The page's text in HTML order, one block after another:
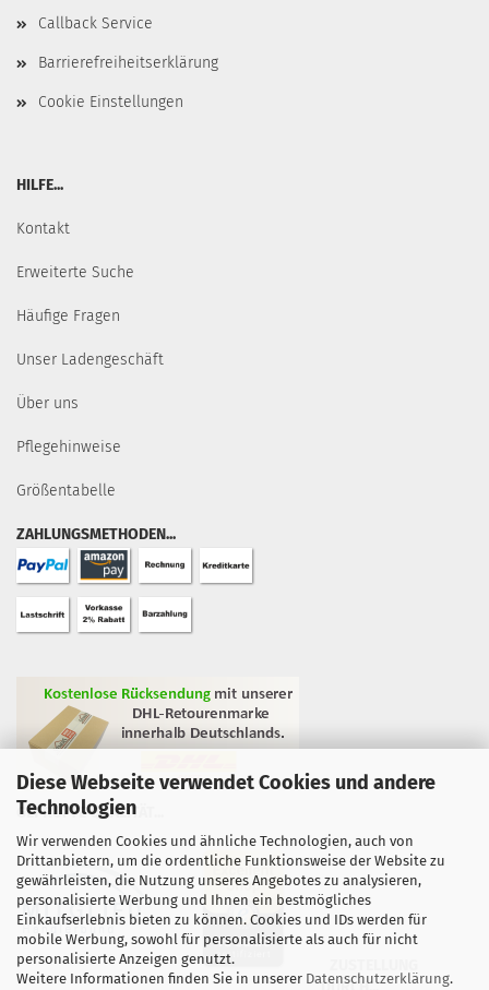
Diese Webseite verwendet Cookies und andere
Technologien
Wir verwenden Cookies und ähnliche Technologien, auch von
Drittanbietern, um die ordentliche Funktionsweise der Website zu
gewährleisten, die Nutzung unseres Angebotes zu analysieren,
personalisierte Werbung und Ihnen ein bestmögliches
Einkaufserlebnis bieten zu können. Cookies und IDs werden für
mobile Werbung, sowohl für personalisierte als auch für nicht
personalisierte Anzeigen genutzt.
Weitere Informationen finden Sie in unserer Datenschutzerklärung.
Callback Service
Barrierefreiheitserklärung
Cookie Einstellungen
HILFE...
Kontakt
Erweiterte Suche
Häufige Fragen
Unser Ladengeschäft
Über uns
Pflegehinweise
Größentabelle
ZAHLUNGSMETHODEN...
GEPRÜFTE QUALITÄT...